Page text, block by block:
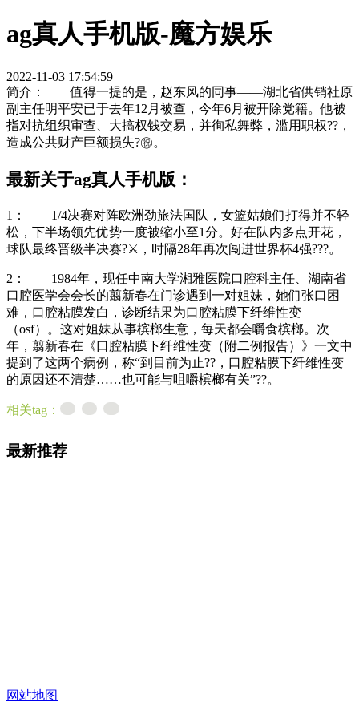
ag真人手机版-魔方娱乐
2022-11-03 17:54:59
简介： 值得一提的是，赵东风的同事——湖北省供销社原
副主任明平安已于去年12月被查，今年6月被开除党籍。他被
指对抗组织审查、大搞权钱交易，并徇私舞弊，滥用职权??，
造成公共财产巨额损失?㊗。
最新关于ag真人手机版：
1： 1/4决赛对阵欧洲劲旅法国队，女篮姑娘们打得并不轻
松，下半场领先优势一度被缩小至1分。好在队内多点开花，
球队最终晋级半决赛?⚔，时隔28年再次闯进世界杯4强???。
2： 1984年，现任中南大学湘雅医院口腔科主任、湖南省
口腔医学会会长的翦新春在门诊遇到一对姐妹，她们张口困
难，口腔粘膜发白，诊断结果为口腔粘膜下纤维性变
（osf）。这对姐妹从事槟榔生意，每天都会嚼食槟榔。次
年，翦新春在《口腔粘膜下纤维性变（附二例报告）》一文中
提到了这两个病例，称“到目前为止??，口腔粘膜下纤维性变
的原因还不清楚……也可能与咀嚼槟榔有关”??。
相关tag：
最新推荐
网站地图